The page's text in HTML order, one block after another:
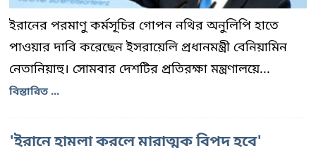
ইরানের পরমাণু কর্মসূচির গোপন নথির অনুলিপি হাতে
পাওয়ার দাবি করেছেন ইসরায়েলি প্রধানমন্ত্রী বেনিয়ামিন
নেতানিয়াহু। সোমবার দেশটির প্রতিরক্ষা মন্ত্রণালয়ে...
বিস্তারিত ...
'ইরানে হামলা করলে মারাত্মক বিপদ হবে'